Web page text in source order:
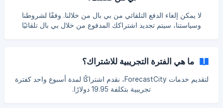
لا يمكن إلغاء الدفع التلقائي من بي بال من خلالنا. وفقًا لشروطنا
وسياستنا، سيتم تجديد اشتراكك المدفوع من خلال بي بال تلقائيًا
ما هي الفترة التجريبية للاشتراك؟
لتقديم خدمات ForecastCity، نقدم اشتراكًا لمدة أسبوع واحد كفترة
تجريبية بتكلفة 19.95 دولارًا.